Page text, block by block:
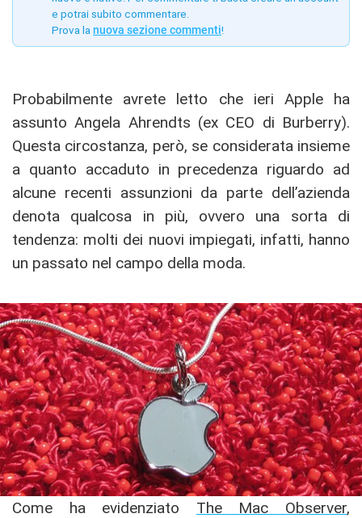
e potrai subito commentare.
Prova la nuova sezione commenti!
Probabilmente avrete letto che ieri Apple ha
assunto Angela Ahrendts (ex CEO di Burberry).
Questa circostanza, però, se considerata insieme
a quanto accaduto in precedenza riguardo ad
alcune recenti assunzioni da parte dell’azienda
denota qualcosa in più, ovvero una sorta di
tendenza: molti dei nuovi impiegati, infatti, hanno
un passato nel campo della moda.
Come ha evidenziato The Mac Observer,